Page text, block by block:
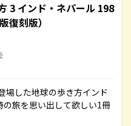
3 インド・ネパール 198
復刻版）
場した地球の歩き方インド
旅を思い出して欲しい1冊